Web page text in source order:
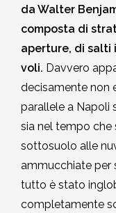
da Walter
composta di
aperture, di salti
voli. Davvero
decisamente non
parallele a Napoli
sia nel tempo che
sottosuolo alle
ammucchiate per
tutto è stato
completamente